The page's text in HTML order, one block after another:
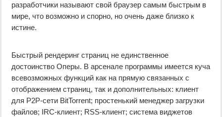
разработчики называют свой браузер самым быстрым в
мире, что возможно и спорно, но очень даже близко к
истине.
Быстрый рендеринг страниц не единственное
достоинство Оперы. В арсенале программы имеется куча
всевозможных функций как на прямую связанных с
отображением страниц, так и дополнительных: клиент
для P2P-сети BitTorrent; простенький менеджер загрузки
файлов; IRC-клиент; RSS-клиент; система виджетов